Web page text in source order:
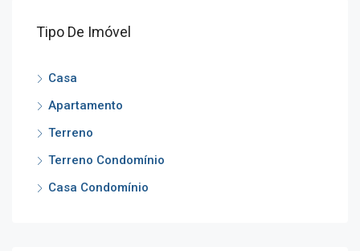
Tipo De Imóvel
Casa
Apartamento
Terreno
Terreno Condomínio
Casa Condomínio